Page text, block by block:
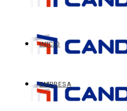
INICIO
EMPRESA